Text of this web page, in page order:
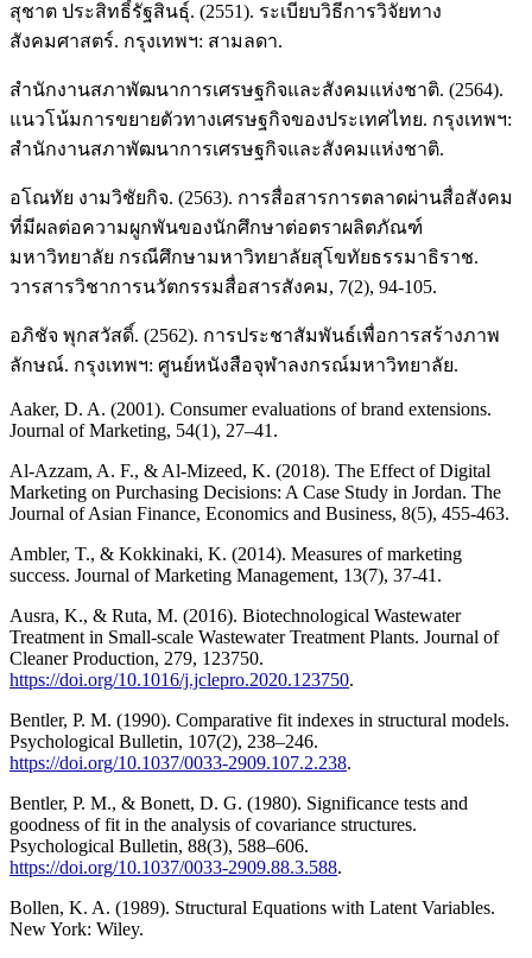
สุชาต ประสิทธิ์รัฐสินธุ์. (2551). ระเบียบวิธีการวิจัยทาง
สังคมศาสตร์. กรุงเทพฯ: สามลดา.
สำนักงานสภาพัฒนาการเศรษฐกิจและสังคมแห่งชาติ. (2564).
แนวโน้มการขยายตัวทางเศรษฐกิจของประเทศไทย. กรุงเทพฯ:
สำนักงานสภาพัฒนาการเศรษฐกิจและสังคมแห่งชาติ.
อโณทัย งามวิชัยกิจ. (2563). การสื่อสารการตลาดผ่านสื่อสังคม
ที่มีผลต่อความผูกพันของนักศึกษาต่อตราผลิตภัณฑ์
มหาวิทยาลัย กรณีศึกษามหาวิทยาลัยสุโขทัยธรรมาธิราช.
วารสารวิชาการนวัตกรรมสื่อสารสังคม, 7(2), 94-105.
อภิชัจ พุกสวัสดิ์. (2562). การประชาสัมพันธ์เพื่อการสร้างภาพ
ลักษณ์. กรุงเทพฯ: ศูนย์หนังสือจุฬาลงกรณ์มหาวิทยาลัย.
Aaker, D. A. (2001). Consumer evaluations of brand extensions.
Journal of Marketing, 54(1), 27–41.
Al-Azzam, A. F., & Al-Mizeed, K. (2018). The Effect of Digital
Marketing on Purchasing Decisions: A Case Study in Jordan. The
Journal of Asian Finance, Economics and Business, 8(5), 455-463.
Ambler, T., & Kokkinaki, K. (2014). Measures of marketing
success. Journal of Marketing Management, 13(7), 37-41.
Ausra, K., & Ruta, M. (2016). Biotechnological Wastewater
Treatment in Small-scale Wastewater Treatment Plants. Journal of
Cleaner Production, 279, 123750.
https://doi.org/10.1016/j.jclepro.2020.123750.
Bentler, P. M. (1990). Comparative fit indexes in structural models.
Psychological Bulletin, 107(2), 238–246.
https://doi.org/10.1037/0033-2909.107.2.238.
Bentler, P. M., & Bonett, D. G. (1980). Significance tests and
goodness of fit in the analysis of covariance structures.
Psychological Bulletin, 88(3), 588–606.
https://doi.org/10.1037/0033-2909.88.3.588.
Bollen, K. A. (1989). Structural Equations with Latent Variables.
New York: Wiley.